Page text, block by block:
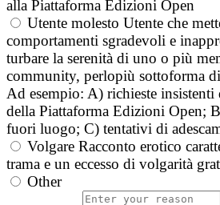
alla Piattaforma Edizioni Open
Utente molesto Utente che
comportamenti sgradevoli e
turbare la serenità di uno o più
community, perlopiù sottoforma
Ad esempio: A) richieste
della Piattaforma Edizioni Open;
fuori luogo; C) tentativi di
Volgare Racconto erotico
trama e un eccesso di volgarità
Other